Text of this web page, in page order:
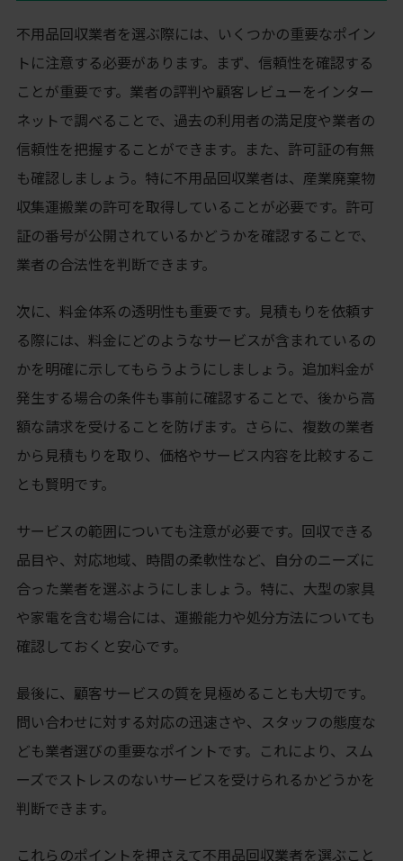
不用品回収業者を選ぶ際には、いくつかの重要なポイン
トに注意する必要があります。まず、信頼性を確認する
ことが重要です。業者の評判や顧客レビューをインター
ネットで調べることで、過去の利用者の満足度や業者の
信頼性を把握することができます。また、許可証の有無
も確認しましょう。特に不用品回収業者は、産業廃棄物
収集運搬業の許可を取得していることが必要です。許可
証の番号が公開されているかどうかを確認することで、
業者の合法性を判断できます。
次に、料金体系の透明性も重要です。見積もりを依頼す
る際には、料金にどのようなサービスが含まれているの
かを明確に示してもらうようにしましょう。追加料金が
発生する場合の条件も事前に確認することで、後から高
額な請求を受けることを防げます。さらに、複数の業者
から見積もりを取り、価格やサービス内容を比較するこ
とも賢明です。
サービスの範囲についても注意が必要です。回収できる
品目や、対応地域、時間の柔軟性など、自分のニーズに
合った業者を選ぶようにしましょう。特に、大型の家具
や家電を含む場合には、運搬能力や処分方法についても
確認しておくと安心です。
最後に、顧客サービスの質を見極めることも大切です。
問い合わせに対する対応の迅速さや、スタッフの態度な
ども業者選びの重要なポイントです。これにより、スム
ーズでストレスのないサービスを受けられるかどうかを
判断できます。
これらのポイントを押さえて不用品回収業者を選ぶこと